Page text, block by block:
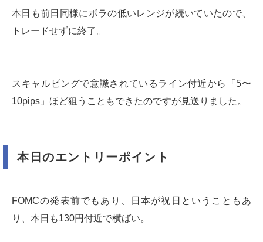
本日も前日同様にボラの低いレンジが続いていたので、
トレードせずに終了。
スキャルピングで意識されているライン付近から「5〜
10pips」ほど狙うこともできたのですが見送りました。
本日のエントリーポイント
FOMCの発表前でもあり、日本が祝日ということもあ
り、本日も130円付近で横ばい。